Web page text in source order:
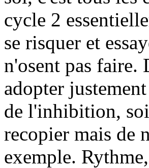
cycle 2
se risquer et
n'osent pas faire.
adopter
de l'inhibition,
recopier mais de
exemple.